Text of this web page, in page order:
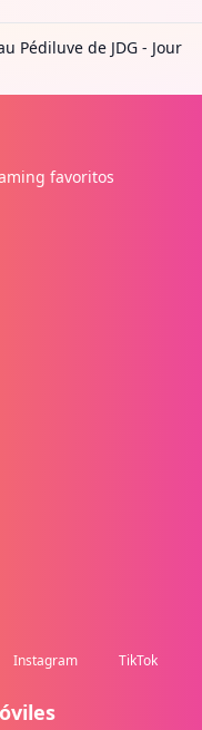
Pédiluve de JDG - Jour
favoritos
Instagram TikTok